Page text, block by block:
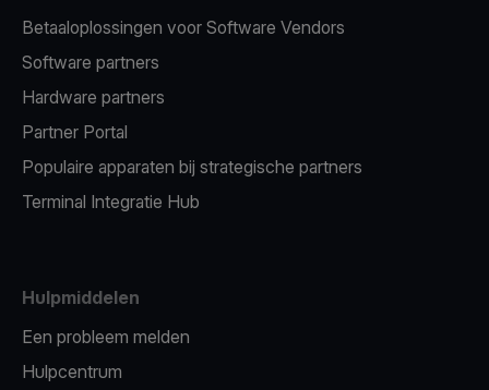
Betaaloplossingen voor Software Vendors
Software partners
Hardware partners
Partner Portal
Populaire apparaten bij strategische partners
Terminal Integratie Hub
Hulpmiddelen
Een probleem melden
Hulpcentrum